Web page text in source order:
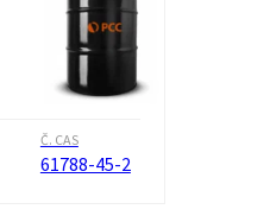
Č. CAS
61788-45-2